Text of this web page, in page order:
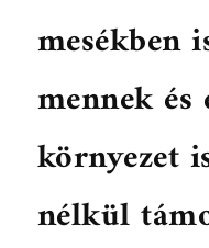
mesékben
mennek és
környezet
nélkül